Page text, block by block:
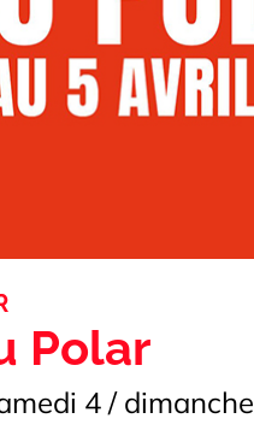
Polar
4 /